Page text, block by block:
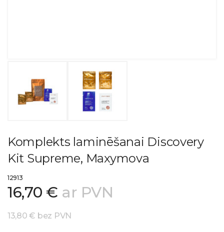
Komplekts laminēšanai Discovery
Kit Supreme, Maxymova
12913
16,70 € ar PVN
13,80 € bez PVN